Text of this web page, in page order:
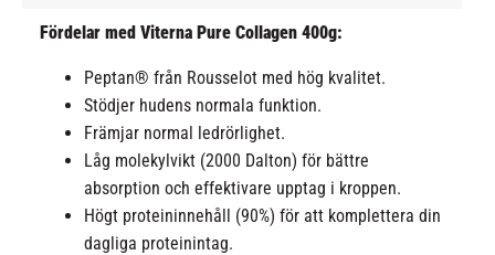
Fördelar med Viterna Pure Collagen 400g:
Peptan® från Rousselot med hög kvalitet.
Stödjer hudens normala funktion.
Främjar normal ledrörlighet.
Låg molekylvikt (2000 Dalton) för bättre
absorption och effektivare upptag i kroppen.
Högt proteininnehåll (90%) för att komplettera din
dagliga proteinintag.